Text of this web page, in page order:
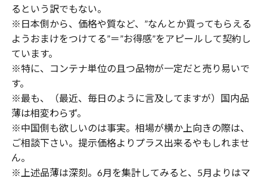
るという訳でもない。
※日本側から、価格や質など、”なんとか買ってもらえる
ようおまけをつけてる”＝”お得感”をアピールして契約し
ています。
※特に、コンテナ単位の且つ品物が一定だと売り易いで
す。
※最も、（最近、毎日のように言及してますが）国内品
薄は相変わらず。
※中国側も欲しいのは事実。相場が横か上向きの際は、
ご相談下さい。提示価格よりプラス出来るやもしれませ
ん。
※上述品薄は深刻。6月を集計してみると、5月よりはマ